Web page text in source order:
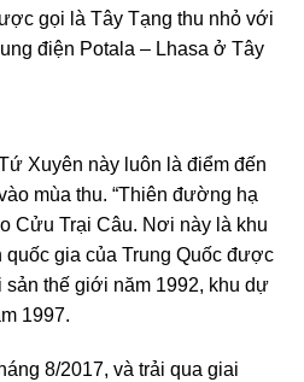
gọi là Tây Tạng thu nhỏ với
điện Potala – Lhasa ở Tây
Xuyên này luôn là điểm đến
mùa thu. “Thiên đường hạ
Cửu Trại Câu. Nơi này là khu
gia của Trung Quốc được
sản thế giới năm 1992, khu dự
1997.
8/2017, và trải qua giai